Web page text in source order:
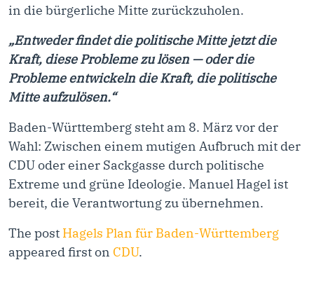
in die bürgerliche Mitte zurückzuholen.
„Entweder findet die politische Mitte jetzt die
Kraft, diese Probleme zu lösen — oder die
Probleme entwickeln die Kraft, die politische
Mitte aufzulösen.“
Baden-Württemberg steht am 8. März vor der
Wahl: Zwischen einem mutigen Aufbruch mit der
CDU oder einer Sackgasse durch politische
Extreme und grüne Ideologie. Manuel Hagel ist
bereit, die Verantwortung zu übernehmen.
The post Hagels Plan für Baden-Württemberg
appeared first on CDU.